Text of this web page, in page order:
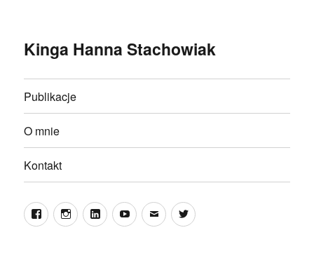
Kinga Hanna Stachowiak
Publikacje
O mnie
Kontakt
FacebookInstagramLinkedInYouTube
E-
mail
Twitter